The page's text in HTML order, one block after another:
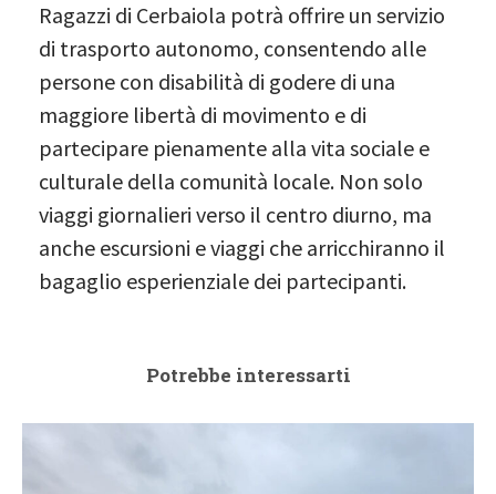
Ragazzi di Cerbaiola potrà offrire un servizio
di trasporto autonomo, consentendo alle
persone con disabilità di godere di una
maggiore libertà di movimento e di
partecipare pienamente alla vita sociale e
culturale della comunità locale. Non solo
viaggi giornalieri verso il centro diurno, ma
anche escursioni e viaggi che arricchiranno il
bagaglio esperienziale dei partecipanti.
Potrebbe interessarti